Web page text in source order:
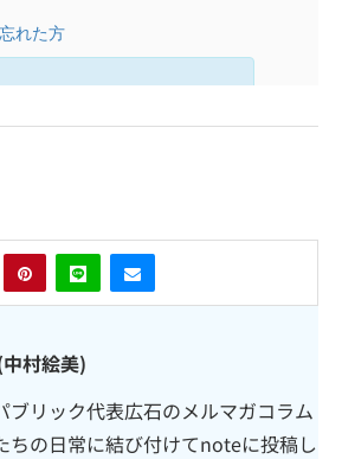
村絵美)
ブリック代表広石のメルマガコラム
ちの日常に結び付けてnoteに投稿し